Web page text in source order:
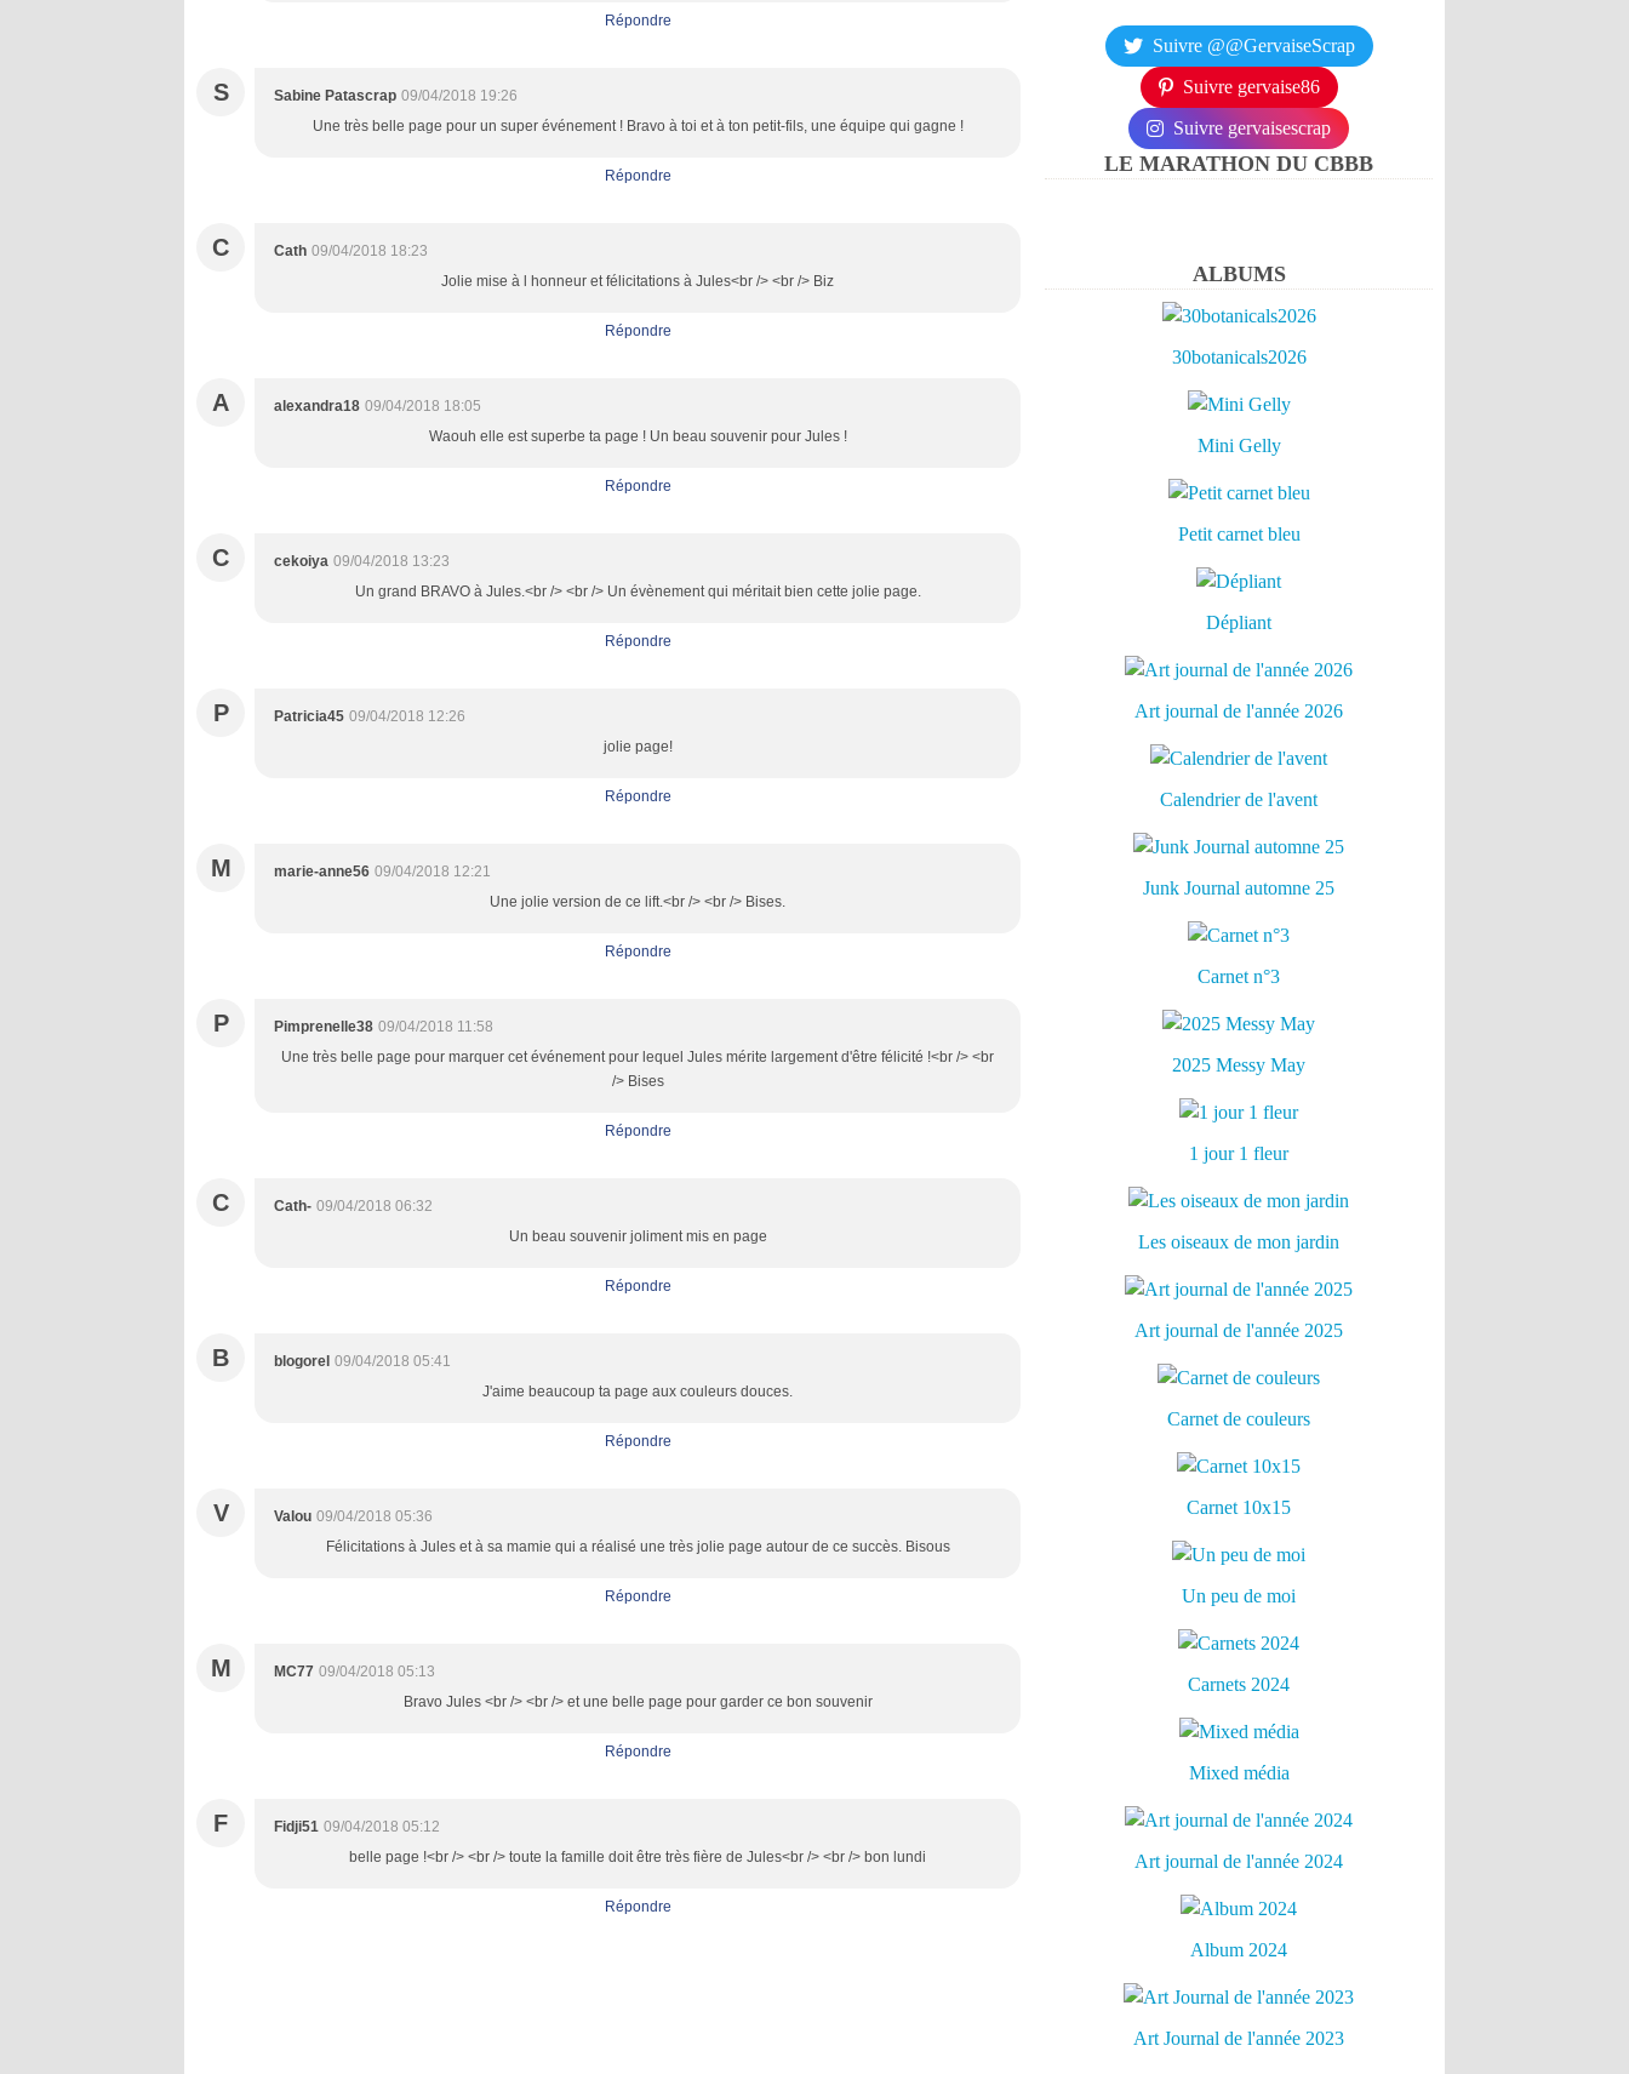
Répondre
S Sabine Patascrap 09/04/2018 19:26
Une très belle page pour un super événement ! Bravo à toi et à ton petit-fils, une équipe qui gagne !
Répondre
C Cath 09/04/2018 18:23
Jolie mise à l honneur et félicitations à Jules<br /> <br /> Biz
Répondre
A alexandra18 09/04/2018 18:05
Waouh elle est superbe ta page ! Un beau souvenir pour Jules !
Répondre
C cekoiya 09/04/2018 13:23
Un grand BRAVO à Jules.<br /> <br /> Un évènement qui méritait bien cette jolie page.
Répondre
P Patricia45 09/04/2018 12:26
jolie page!
Répondre
M marie-anne56 09/04/2018 12:21
Une jolie version de ce lift.<br /> <br /> Bises.
Répondre
P Pimprenelle38 09/04/2018 11:58
Une très belle page pour marquer cet événement pour lequel Jules mérite largement d'être félicité !<br /> <br
/> Bises
Répondre
C Cath- 09/04/2018 06:32
Un beau souvenir joliment mis en page
Répondre
B blogorel 09/04/2018 05:41
J'aime beaucoup ta page aux couleurs douces.
Répondre
V Valou 09/04/2018 05:36
Félicitations à Jules et à sa mamie qui a réalisé une très jolie page autour de ce succès. Bisous
Répondre
M MC77 09/04/2018 05:13
Bravo Jules <br /> <br /> et une belle page pour garder ce bon souvenir
Répondre
F Fidji51 09/04/2018 05:12
belle page !<br /> <br /> toute la famille doit être très fière de Jules<br /> <br /> bon lundi
Répondre
Suivre @@GervaiseScrap
Suivre gervaise86
Suivre gervaisescrap
LE MARATHON DU CBBB
ALBUMS
30botanicals2026
Mini Gelly
Petit carnet bleu
Dépliant
Art journal de l'année 2026
Calendrier de l'avent
Junk Journal automne 25
Carnet n°3
2025 Messy May
1 jour 1 fleur
Les oiseaux de mon jardin
Art journal de l'année 2025
Carnet de couleurs
Carnet 10x15
Un peu de moi
Carnets 2024
Mixed média
Art journal de l'année 2024
Album 2024
Art Journal de l'année 2023